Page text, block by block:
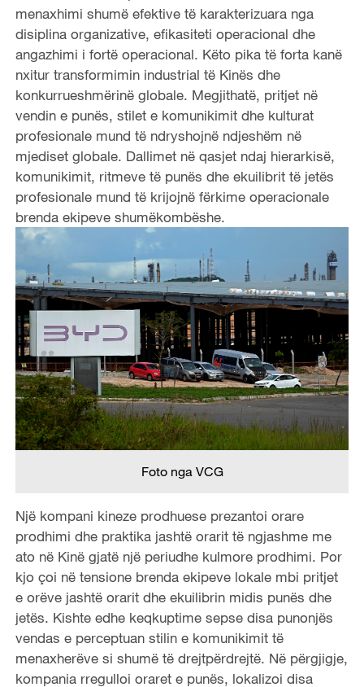
menaxhimi shumë efektive të karakterizuara nga
disiplina organizative, efikasiteti operacional dhe
angazhimi i fortë operacional. Këto pika të forta kanë
nxitur transformimin industrial të Kinës dhe
konkurrueshmërinë globale. Megjithatë, pritjet në
vendin e punës, stilet e komunikimit dhe kulturat
profesionale mund të ndryshojnë ndjeshëm në
mjediset globale. Dallimet në qasjet ndaj hierarkisë,
komunikimit, ritmeve të punës dhe ekuilibrit të jetës
profesionale mund të krijojnë fërkime operacionale
brenda ekipeve shumëkombëshe.
Foto nga VCG
Një kompani kineze prodhuese prezantoi orare
prodhimi dhe praktika jashtë orarit të ngjashme me
ato në Kinë gjatë një periudhe kulmore prodhimi. Por
kjo çoi në tensione brenda ekipeve lokale mbi pritjet
e orëve jashtë orarit dhe ekuilibrin midis punës dhe
jetës. Kishte edhe keqkuptime sepse disa punonjës
vendas e perceptuan stilin e komunikimit të
menaxherëve si shumë të drejtpërdrejtë. Në përgjigje,
kompania rregulloi oraret e punës, lokalizoi disa